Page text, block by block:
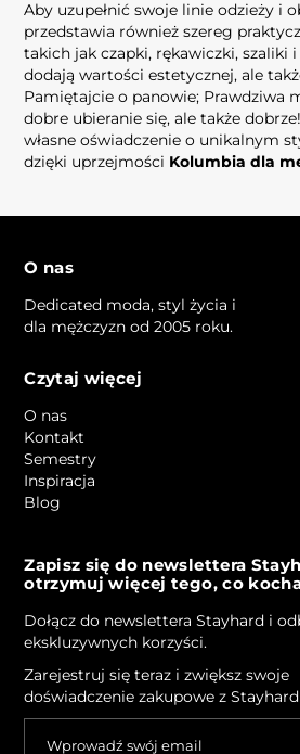
Aby uzupełnić swoje linie odzieży i
przedstawia również szereg
takich jak czapki, rękawiczki, szaliki
dodają wartości estetycznej, ale
Pamiętajcie o panowie; Prawdziwa
dobre ubieranie się, ale także
własne oświadczenie o unikalnym
dzięki uprzejmości Kolumbia dla
O nas
Dedicated moda, styl życia i
dla mężczyzn od 2005 roku.
Czytaj więcej
O nas
Kontakt
Semestry
Inspiracja
Blog
Zapisz się do newslettera
otrzymuj więcej tego, co
Dołącz do newslettera Stayhard i
ekskluzywnych korzyści.
Zarejestruj się teraz i zwiększ swoje
doświadczenie zakupowe z